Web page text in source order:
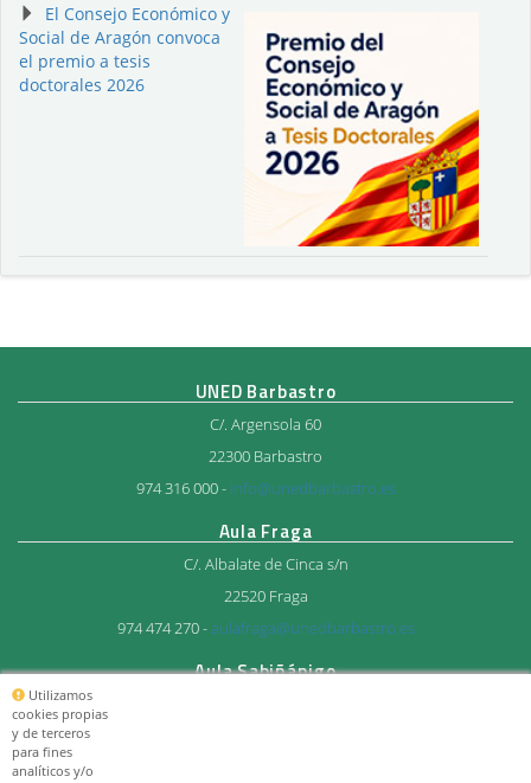
El Consejo Económico y
Social de Aragón convoca
el premio a tesis
doctorales 2026
UNED Barbastro
C/. Argensola 60
22300 Barbastro
974 316 000 - info@unedbarbastro.es
Aula Fraga
C/. Albalate de Cinca s/n
22520 Fraga
974 474 270 -aulafraga@unedbarbastro.es
Aula Sabiñánigo
Utilizamos
cookies propias
y de terceros
para fines
analíticos y/o